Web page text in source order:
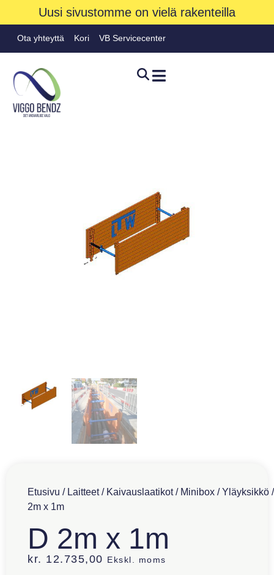
Uusi sivustomme on vielä rakenteilla
Ota yhteyttä Kori VB Servicecenter
Etusivu / Laitteet/ Kaivauslaatikot/ Minibox /Yläyksikkö
2m x 1m
D 2m x 1m
kr. 12.735,00 Ekskl. moms